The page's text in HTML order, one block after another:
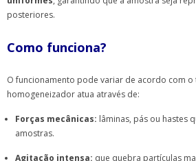
posteriores.
Como funciona?
O funcionamento pode variar de acordo com o
homogeneizador atua através de:
Forças mecânicas: lâminas, pás ou hastes
amostras.
Agitação intensa: que quebra partículas